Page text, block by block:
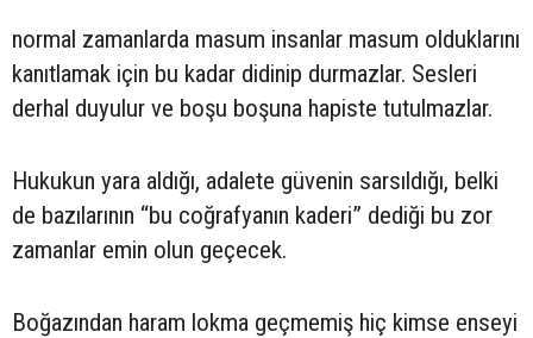
normal zamanlarda masum insanlar masum olduklarını
kanıtlamak için bu kadar didinip durmazlar. Sesleri
derhal duyulur ve boşu boşuna hapiste tutulmazlar.
Hukukun yara aldığı, adalete güvenin sarsıldığı, belki
de bazılarının “bu coğrafyanın kaderi” dediği bu zor
zamanlar emin olun geçecek.
Boğazından haram lokma geçmemiş hiç kimse enseyi